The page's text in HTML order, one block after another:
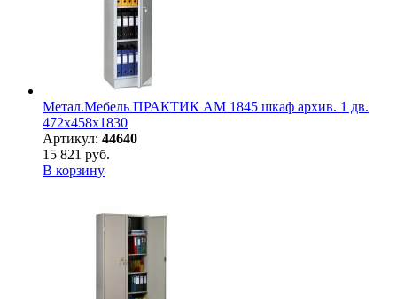
Метал.Мебель ПРАКТИК АМ 1845 шкаф архив. 1 дв.
472х458х1830
Артикул: 44640
15 821 руб.
В корзину